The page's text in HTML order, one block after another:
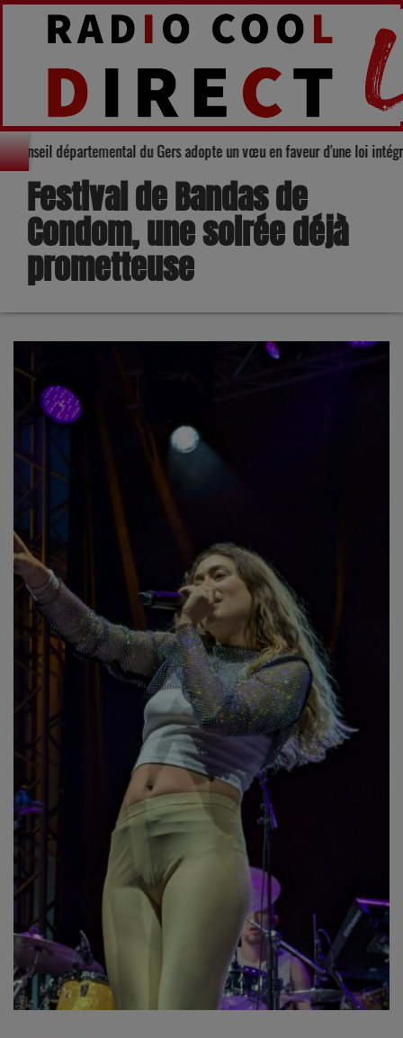
Solidarité : Le Conseil départemental du Gers adopte un vœu en faveur
Festival de Bandas de
Condom, une soirée déjà
prometteuse